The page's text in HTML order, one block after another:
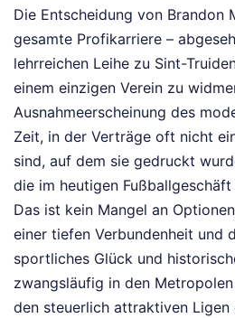
Die Entscheidung von Brandon
gesamte Profikarriere –
lehrreichen Leihe zu Sint-
einem einzigen Verein zu
Ausnahmeerscheinung des
Zeit, in der Verträge oft nicht
sind, auf dem sie gedruckt
die im heutigen
Das ist kein Mangel an
einer tiefen Verbundenheit und
sportliches Glück und
zwangsläufig in den
den steuerlich attraktiven Ligen